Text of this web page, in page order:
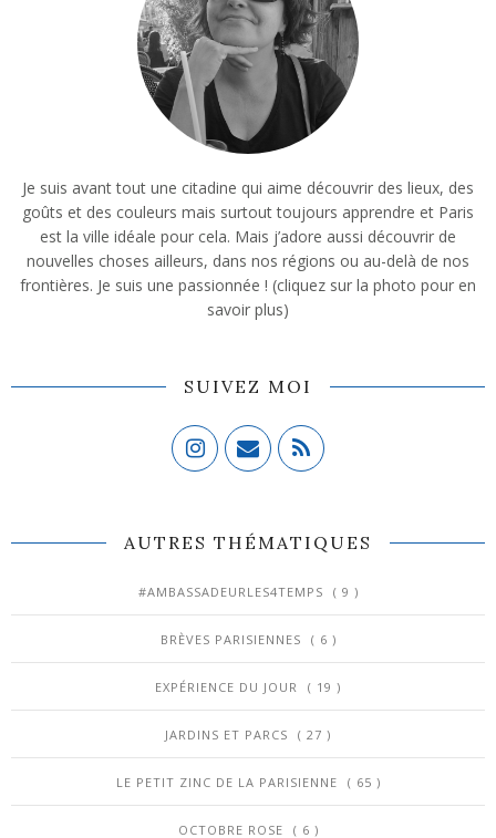
Je suis avant tout une citadine qui aime découvrir des lieux, des
goûts et des couleurs mais surtout toujours apprendre et Paris
est la ville idéale pour cela. Mais j’adore aussi découvrir de
nouvelles choses ailleurs, dans nos régions ou au-delà de nos
frontières. Je suis une passionnée ! (cliquez sur la photo pour en
savoir plus)
SUIVEZ MOI
AUTRES THÉMATIQUES
#AMBASSADEURLES4TEMPS ( 9 )
BRÈVES PARISIENNES ( 6 )
EXPÉRIENCE DU JOUR ( 19 )
JARDINS ET PARCS ( 27 )
LE PETIT ZINC DE LA PARISIENNE ( 65 )
OCTOBRE ROSE ( 6 )